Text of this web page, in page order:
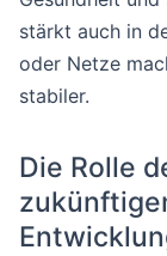
stärkt auch in
oder Netze
stabiler.
Die Rolle